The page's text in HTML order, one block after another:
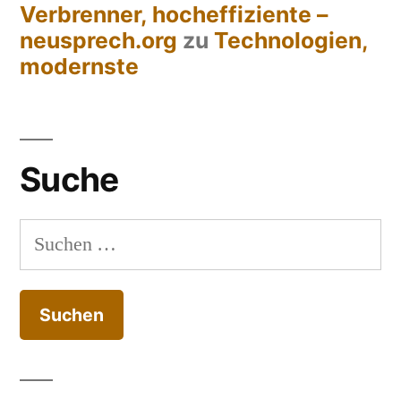
Verbrenner, hocheffiziente –
neusprech.org zu Technologien,
modernste
Suche
Suchen
nach: